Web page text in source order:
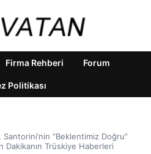
Firma Rehberi Forum
Politikası
“Beklentimiz Doğru”
Trüskiye Haberleri